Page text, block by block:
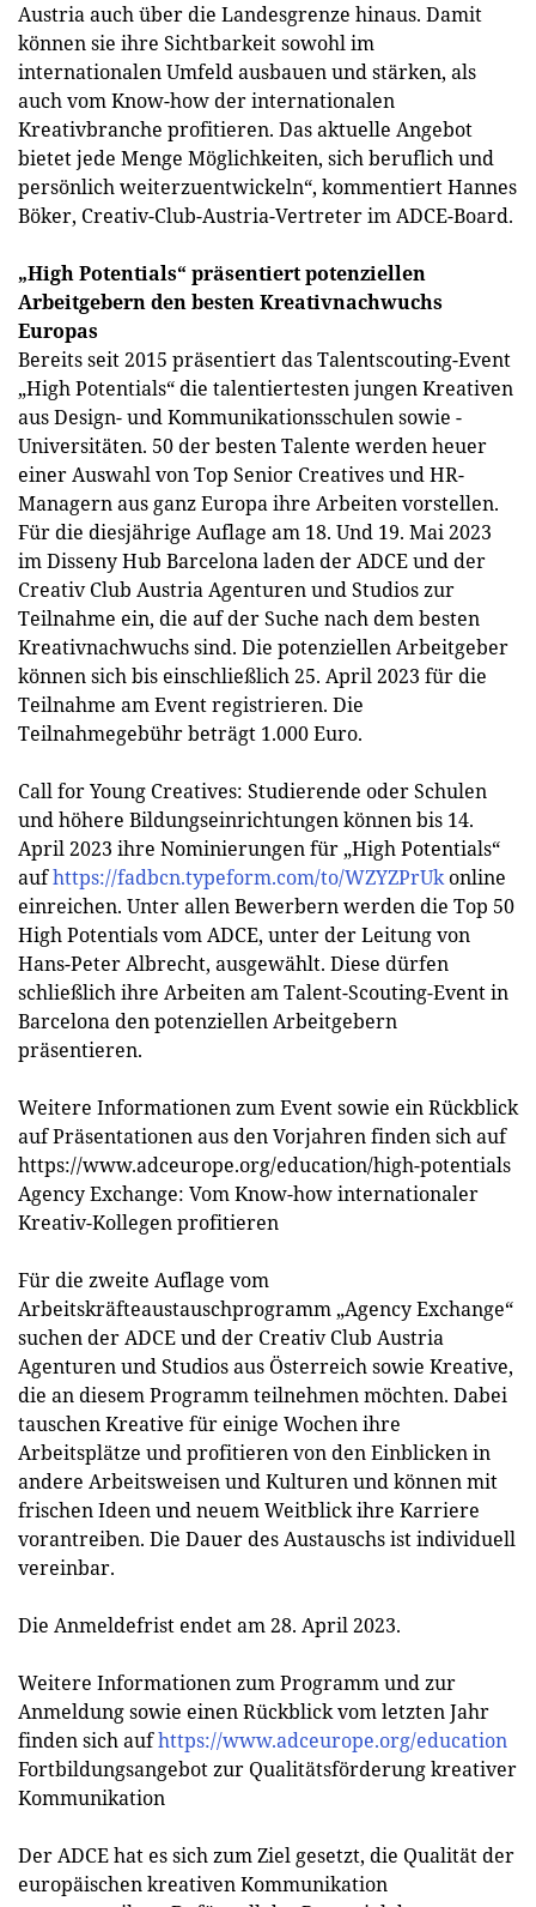
Austria auch über die Landesgrenze hinaus. Damit
können sie ihre Sichtbarkeit sowohl im
internationalen Umfeld ausbauen und stärken, als
auch vom Know-how der internationalen
Kreativbranche profitieren. Das aktuelle Angebot
bietet jede Menge Möglichkeiten, sich beruflich und
persönlich weiterzuentwickeln“, kommentiert Hannes
Böker, Creativ-Club-Austria-Vertreter im ADCE-Board.
„High Potentials“ präsentiert potenziellen
Arbeitgebern den besten Kreativnachwuchs
Europas
Bereits seit 2015 präsentiert das Talentscouting-Event
„High Potentials“ die talentiertesten jungen Kreativen
aus Design- und Kommunikationsschulen sowie -
Universitäten. 50 der besten Talente werden heuer
einer Auswahl von Top Senior Creatives und HR-
Managern aus ganz Europa ihre Arbeiten vorstellen.
Für die diesjährige Auflage am 18. Und 19. Mai 2023
im Disseny Hub Barcelona laden der ADCE und der
Creativ Club Austria Agenturen und Studios zur
Teilnahme ein, die auf der Suche nach dem besten
Kreativnachwuchs sind. Die potenziellen Arbeitgeber
können sich bis einschließlich 25. April 2023 für die
Teilnahme am Event registrieren. Die
Teilnahmegebühr beträgt 1.000 Euro.
Call for Young Creatives: Studierende oder Schulen
und höhere Bildungseinrichtungen können bis 14.
April 2023 ihre Nominierungen für „High Potentials“
aufhttps://fadbcn.typeform.com/to/WZYZPrUkonline
einreichen. Unter allen Bewerbern werden die Top 50
High Potentials vom ADCE, unter der Leitung von
Hans-Peter Albrecht, ausgewählt. Diese dürfen
schließlich ihre Arbeiten am Talent-Scouting-Event in
Barcelona den potenziellen Arbeitgebern
präsentieren.
Weitere Informationen zum Event sowie ein Rückblick
auf Präsentationen aus den Vorjahren finden sich auf
https://www.adceurope.org/education/high-potentials
Agency Exchange: Vom Know-how internationaler
Kreativ-Kollegen profitieren
Für die zweite Auflage vom
Arbeitskräfteaustauschprogramm „Agency Exchange“
suchen der ADCE und der Creativ Club Austria
Agenturen und Studios aus Österreich sowie Kreative,
die an diesem Programm teilnehmen möchten. Dabei
tauschen Kreative für einige Wochen ihre
Arbeitsplätze und profitieren von den Einblicken in
andere Arbeitsweisen und Kulturen und können mit
frischen Ideen und neuem Weitblick ihre Karriere
vorantreiben. Die Dauer des Austauschs ist individuell
vereinbar.
Die Anmeldefrist endet am 28. April 2023.
Weitere Informationen zum Programm und zur
Anmeldung sowie einen Rückblick vom letzten Jahr
finden sich aufhttps://www.adceurope.org/education
Fortbildungsangebot zur Qualitätsförderung kreativer
Kommunikation
Der ADCE hat es sich zum Ziel gesetzt, die Qualität der
europäischen kreativen Kommunikation